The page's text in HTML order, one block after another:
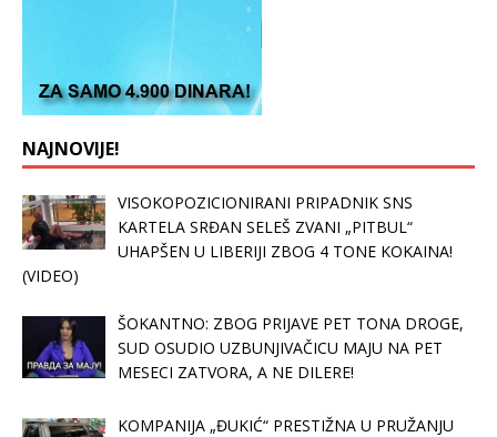
NAJNOVIJE!
VISOKOPOZICIONIRANI PRIPADNIK SNS
KARTELA SRĐAN SELEŠ ZVANI „PITBUL“
UHAPŠEN U LIBERIJI ZBOG 4 TONE KOKAINA!
(VIDEO)
ŠOKANTNO: ZBOG PRIJAVE PET TONA DROGE,
SUD OSUDIO UZBUNJIVAČICU MAJU NA PET
MESECI ZATVORA, A NE DILERE!
KOMPANIJA „ĐUKIĆ“ PRESTIŽNA U PRUŽANJU